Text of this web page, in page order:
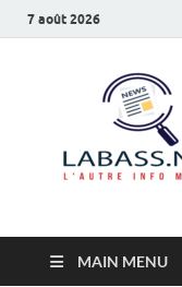
7 août 2026
MAIN MENU